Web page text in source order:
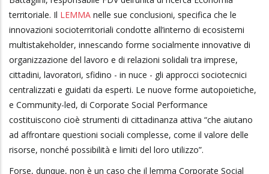
territoriale. Il LEMMA nelle sue conclusioni, specifica che le
innovazioni socioterritoriali condotte all’interno di ecosistemi
multistakeholder, innescando forme socialmente innovative di
organizzazione del lavoro e di relazioni solidali tra imprese,
cittadini, lavoratori, sfidino - in nuce - gli approcci sociotecnici
centralizzati e guidati da esperti. Le nuove forme autopoietiche,
e Community-led, di Corporate Social Performance
costituiscono cioè strumenti di cittadinanza attiva “che aiutano
ad affrontare questioni sociali complesse, come il valore delle
risorse, nonché possibilità e limiti del loro utilizzo”.
Forse, dunque, non è un caso che il lemma Corporate Social